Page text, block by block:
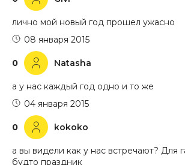
лично мой новый год прошел ужасно
0 Natasha
08 января 2015
а у нас каждый год одно и то же
0 kokoko
04 января 2015
а вы видели как у нас встречают? Для
будто праздник